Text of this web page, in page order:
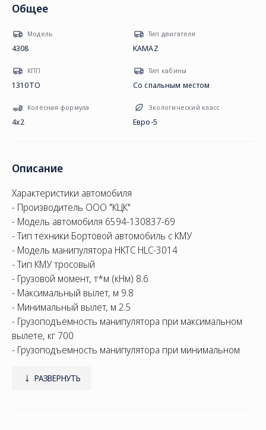
Общее
Модель
4308
Тип двигателя
KAMAZ
КПП
1310ТО
Тип кабины
Со спальным местом
Колёсная формула
4х2
Экологический класс
Евро-5
Описание
Характеристики автомобиля
- Производитель ООО "КЦК"
- Модель автомобиля 6594-130837-69
- Тип техники Бортовой автомобиль с КМУ
- Модель манипулятора HKTC HLC-3014
- Тип КМУ тросовый
- Грузовой момент, т*м (кНм) 8.6
- Максимальный вылет, м 9.8
- Минимальный вылет, м 2.5
- Грузоподъемность манипулятора при максимальном
вылете, кг 700
- Грузоподъемность манипулятора при минимальном
- Внутренняя длина кузова, мм 6112
РАЗВЕРНУТЬ